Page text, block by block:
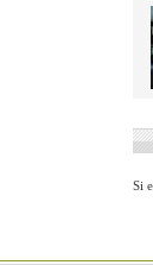
Si